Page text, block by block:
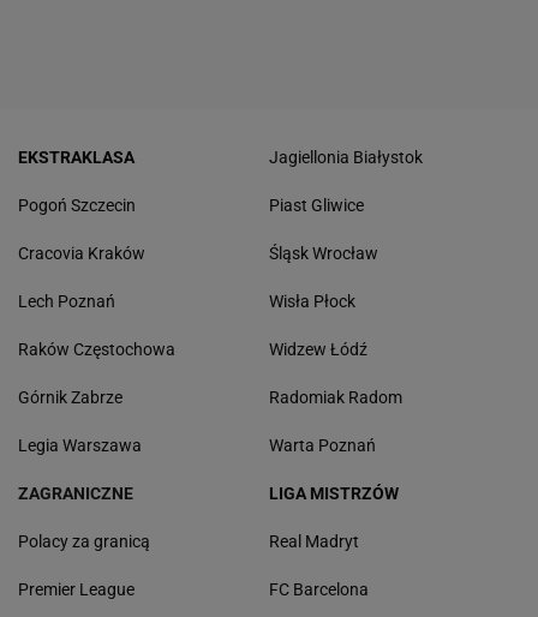
EKSTRAKLASA
Pogoń Szczecin
Cracovia Kraków
Lech Poznań
Raków Częstochowa
Górnik Zabrze
Legia Warszawa
Jagiellonia Białystok
Piast Gliwice
Śląsk Wrocław
Wisła Płock
Widzew Łódź
Radomiak Radom
Warta Poznań
ZAGRANICZNE
Polacy za granicą
Premier League
LIGA MISTRZÓW
Real Madryt
FC Barcelona